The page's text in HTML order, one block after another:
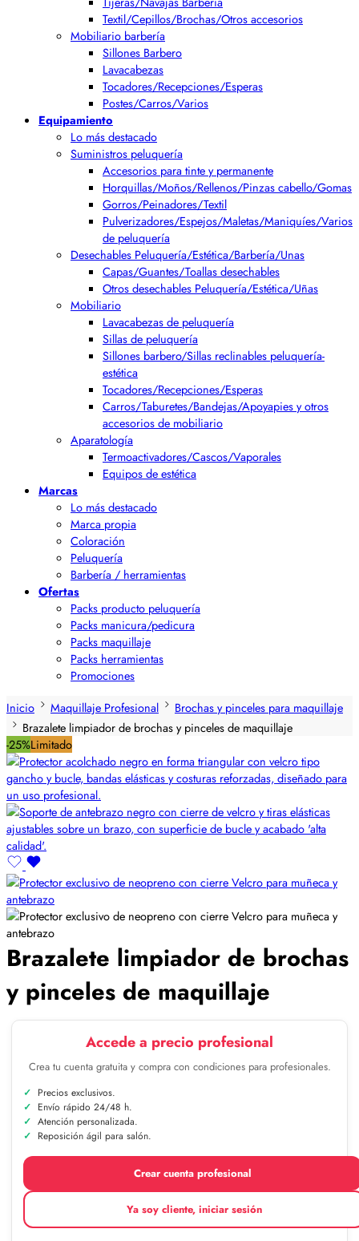
Textil/Cepillos/Brochas/Otros accesorios
Mobiliario barbería
Sillones Barbero
Lavacabezas
Tocadores/Recepciones/Esperas
Postes/Carros/Varios
Equipamiento
Lo más destacado
Suministros peluquería
Accesorios para tinte y permanente
Horquillas/Moños/Rellenos/Pinzas cabello/Gomas
Gorros/Peinadores/Textil
Pulverizadores/Espejos/Maletas/Maniquíes/Varios
de peluquería
Desechables Peluquería/Estética/Barbería/Unas
Capas/Guantes/Toallas desechables
Otros desechables Peluquería/Estética/Uñas
Mobiliario
Lavacabezas de peluquería
Sillas de peluquería
Sillones barbero/Sillas reclinables peluquería-
estética
Tocadores/Recepciones/Esperas
Carros/Taburetes/Bandejas/Apoyapies y otros
accesorios de mobiliario
Aparatología
Termoactivadores/Cascos/Vaporales
Equipos de estética
Marcas
Lo más destacado
Marca propia
Coloración
Peluquería
Barbería / herramientas
Ofertas
Packs producto peluquería
Packs manicura/pedicura
Packs maquillaje
Packs herramientas
Promociones
Inicio
Maquillaje Profesional
Brochas y pinceles para maquillaje
Brazalete limpiador de brochas y pinceles de maquillaje
-25%Limitado
Brazalete limpiador de brochas
y pinceles de maquillaje
Accede a precio profesional
Crea tu cuenta gratuita y compra con condiciones para profesionales.
Precios exclusivos.
Envío rápido 24/48 h.
Atención personalizada.
Reposición ágil para salón.
Crear cuenta profesional
Ya soy cliente, iniciar sesión